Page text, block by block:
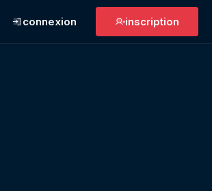
connexion inscription